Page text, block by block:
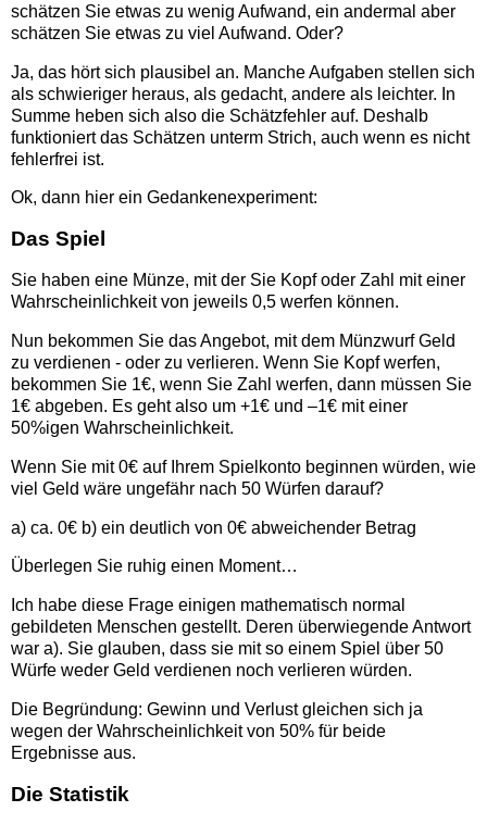
schätzen Sie etwas zu wenig Aufwand, ein andermal aber
schätzen Sie etwas zu viel Aufwand. Oder?
Ja, das hört sich plausibel an. Manche Aufgaben stellen sich
als schwieriger heraus, als gedacht, andere als leichter. In
Summe heben sich also die Schätzfehler auf. Deshalb
funktioniert das Schätzen unterm Strich, auch wenn es nicht
fehlerfrei ist.
Ok, dann hier ein Gedankenexperiment:
Das Spiel
Sie haben eine Münze, mit der Sie Kopf oder Zahl mit einer
Wahrscheinlichkeit von jeweils 0,5 werfen können.
Nun bekommen Sie das Angebot, mit dem Münzwurf Geld
zu verdienen - oder zu verlieren. Wenn Sie Kopf werfen,
bekommen Sie 1€, wenn Sie Zahl werfen, dann müssen Sie
1€ abgeben. Es geht also um +1€ und –1€ mit einer
50%igen Wahrscheinlichkeit.
Wenn Sie mit 0€ auf Ihrem Spielkonto beginnen würden, wie
viel Geld wäre ungefähr nach 50 Würfen darauf?
a) ca. 0€ b) ein deutlich von 0€ abweichender Betrag
Überlegen Sie ruhig einen Moment…
Ich habe diese Frage einigen mathematisch normal
gebildeten Menschen gestellt. Deren überwiegende Antwort
war a). Sie glauben, dass sie mit so einem Spiel über 50
Würfe weder Geld verdienen noch verlieren würden.
Die Begründung: Gewinn und Verlust gleichen sich ja
wegen der Wahrscheinlichkeit von 50% für beide
Ergebnisse aus.
Die Statistik